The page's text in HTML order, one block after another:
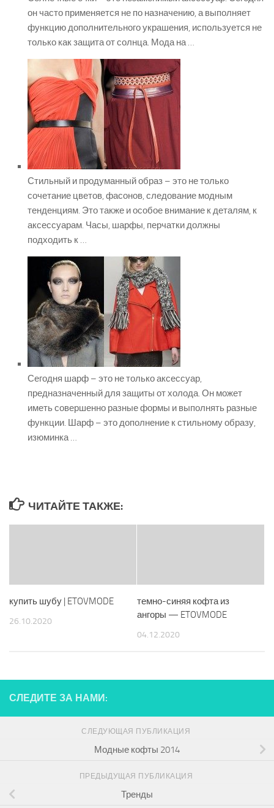
он часто применяется не по назначению, а выполняет
функцию дополнительного украшения, используется не
только как защита от солнца. Мода на …
Стильный и продуманный образ – это не только
сочетание цветов, фасонов, следование модным
тенденциям. Это также и особое внимание к деталям, к
аксессуарам. Часы, шарфы, перчатки должны
подходить к …
Сегодня шарф – это не только аксессуар,
предназначенный для защиты от холода. Он может
иметь совершенно разные формы и выполнять разные
функции. Шарф – это дополнение к стильному образу,
изюминка …
ЧИТАЙТЕ ТАКЖЕ:
купить шубу | ETOVMODE
26.10.2020
темно-синяя кофта из
ангоры — ETOVMODE
04.12.2020
СЛЕДИТЕ ЗА НАМИ:
СЛЕДУЮЩАЯ ПУБЛИКАЦИЯ
Модные кофты 2014
ПРЕДЫДУЩАЯ ПУБЛИКАЦИЯ
Тренды